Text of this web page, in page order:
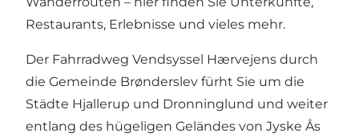
Restaurants, Erlebnisse und vieles mehr.
Der Fahrradweg Vendsyssel Hærvejens durch
die Gemeinde Brønderslev fürht Sie um die
Städte Hjallerup und Dronninglund und weiter
entlang des hügeligen Geländes von Jyske Ås